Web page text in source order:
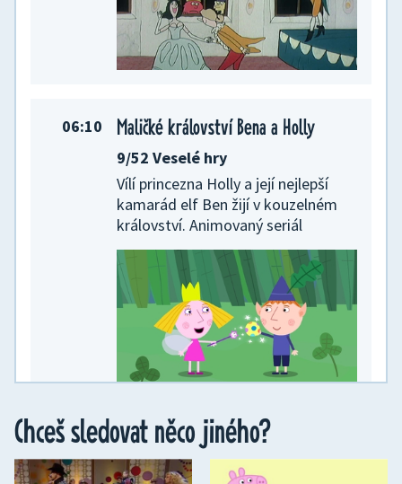
06:10 Maličké království Bena a Holly
9/52 Veselé hry
Vílí princezna Holly a její nejlepší
kamarád elf Ben žijí v kouzelném
království. Animovaný seriál
06:20 Kamarád na každý pád
Epizoda 27/52
Chceš sledovat něco jiného?